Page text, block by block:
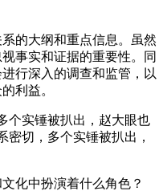
的大纲和重点信息。虽然
事实和证据的重要性。同
行深入的调查和监管，以
利益。
化中扮演着什么角色？